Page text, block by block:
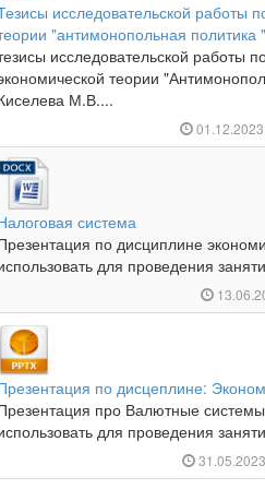
исследовательской работы
"антимонопольная
исследовательской работы
теории
М.В....
система
по дисциплине
для проведения
по дисцеплине:
про Валютные
для проведения